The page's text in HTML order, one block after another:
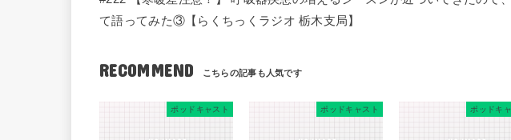
て語ってみた③【らくちっくラジオ 栃木支局】
RECOMMEND
ポッドキャスト ポッドキャスト ポッドキ